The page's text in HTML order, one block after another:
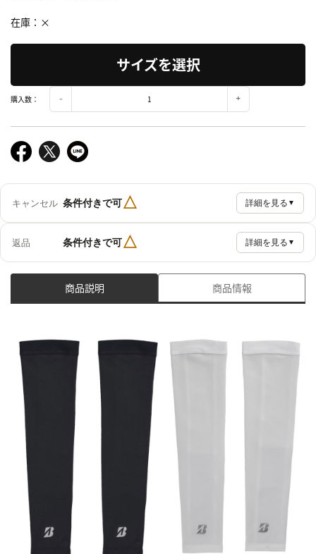
在庫 ×
サイズを選択
購入数：
キャンセル 条件付きで可△ 詳細を見る ▼
返品 条件付きで可△ 詳細を見る ▼
商品説明 商品情報